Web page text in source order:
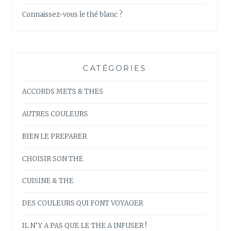
Connaissez-vous le thé blanc ?
CATÉGORIES
ACCORDS METS & THES
AUTRES COULEURS
BIEN LE PREPARER
CHOISIR SON THE
CUISINE & THE
DES COULEURS QUI FONT VOYAGER
IL N’Y A PAS QUE LE THE A INFUSER !